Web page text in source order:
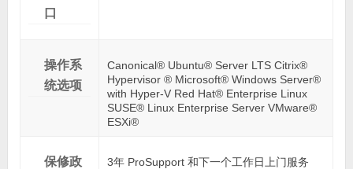
口
操作系
统选项
Canonical® Ubuntu® Server LTS Citrix®
Hypervisor ® Microsoft® Windows Server®
with Hyper-V Red Hat® Enterprise Linux
SUSE® Linux Enterprise Server VMware®
ESXi®
保修政
3年 ProSupport 和下一个工作日上门服务